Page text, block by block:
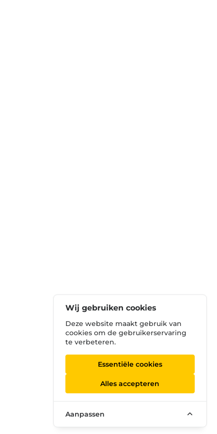
Wij gebruiken cookies
Deze website maakt gebruik van
cookies om de gebruikerservaring
te verbeteren.
Essentiële cookies
Alles accepteren
Aanpassen